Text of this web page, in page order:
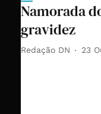
Namorada
gravidez
Redação DN 23